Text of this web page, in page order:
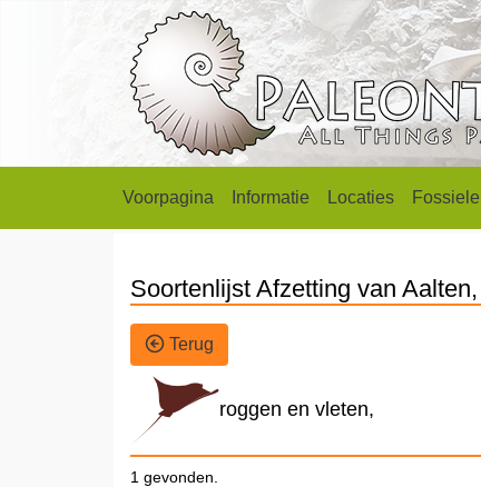
Voorpagina Informatie Locaties
Soortenlijst Afzetting van
Terug
roggen en vleten,
1 gevonden.